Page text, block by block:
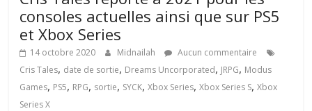
consoles actuelles ainsi que sur PS5
et Xbox Series
14 octobre 2020 Midnailah
Aucun commentaire
Cris Tales, date de sortie, Dreams Uncorporated, JRPG, Modus
Games, PS5, RPG, sortie, SYCK,Xbox Series,Xbox Series S,Xbox
Series X